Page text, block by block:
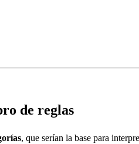
de reglas
, que serían la base para